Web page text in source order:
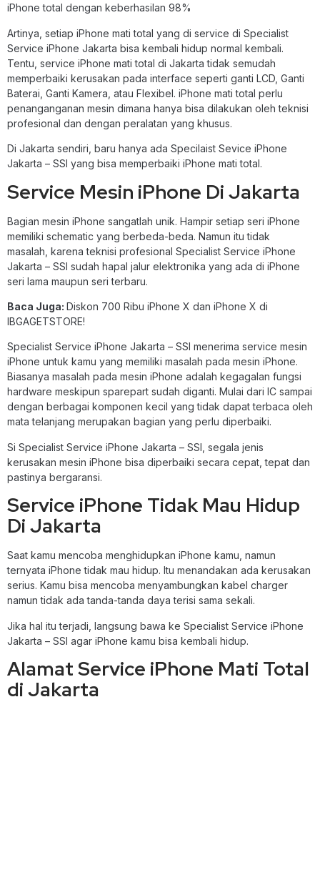
iPhone total dengan keberhasilan 98%
Artinya, setiap iPhone mati total yang di service di Specialist
Service iPhone Jakarta bisa kembali hidup normal kembali.
Tentu, service iPhone mati total di Jakarta tidak semudah
memperbaiki kerusakan pada interface seperti ganti LCD, Ganti
Baterai, Ganti Kamera, atau Flexibel. iPhone mati total perlu
penanganganan mesin dimana hanya bisa dilakukan oleh teknisi
profesional dan dengan peralatan yang khusus.
Di Jakarta sendiri, baru hanya ada Specilaist Sevice iPhone
Jakarta – SSI yang bisa memperbaiki iPhone mati total.
Service Mesin iPhone Di Jakarta
Bagian mesin iPhone sangatlah unik. Hampir setiap seri iPhone
memiliki schematic yang berbeda-beda. Namun itu tidak
masalah, karena teknisi profesional Specialist Service iPhone
Jakarta – SSI sudah hapal jalur elektronika yang ada di iPhone
seri lama maupun seri terbaru.
Baca Juga: Diskon 700 Ribu iPhone X dan iPhone X di
IBGAGETSTORE!
Specialist Service iPhone Jakarta – SSI menerima service mesin
iPhone untuk kamu yang memiliki masalah pada mesin iPhone.
Biasanya masalah pada mesin iPhone adalah kegagalan fungsi
hardware meskipun sparepart sudah diganti. Mulai dari IC sampai
dengan berbagai komponen kecil yang tidak dapat terbaca oleh
mata telanjang merupakan bagian yang perlu diperbaiki.
Si Specialist Service iPhone Jakarta – SSI, segala jenis
kerusakan mesin iPhone bisa diperbaiki secara cepat, tepat dan
pastinya bergaransi.
Service iPhone Tidak Mau Hidup
Di Jakarta
Saat kamu mencoba menghidupkan iPhone kamu, namun
ternyata iPhone tidak mau hidup. Itu menandakan ada kerusakan
serius. Kamu bisa mencoba menyambungkan kabel charger
namun tidak ada tanda-tanda daya terisi sama sekali.
Jika hal itu terjadi, langsung bawa ke Specialist Service iPhone
Jakarta – SSI agar iPhone kamu bisa kembali hidup.
Alamat Service iPhone Mati Total
di Jakarta